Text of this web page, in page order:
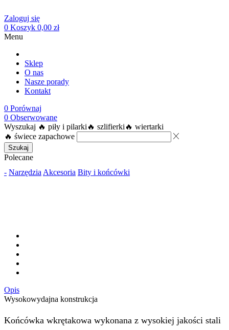
Zaloguj się
0 Koszyk 0,00 zł
Menu
Sklep
O nas
Nasze porady
Kontakt
0 Porównaj
0 Obserwowane
Wyszukaj 🔥 piły i pilarki 🔥 szlifierki 🔥 wiertarki
🔥 świece zapachowe
Szukaj
Polecane
- Narzędzia Akcesoria Bity i końcówki
Opis
Wysokowydajna konstrukcja
Końcówka wkrętakowa wykonana z wysokiej jakości stali